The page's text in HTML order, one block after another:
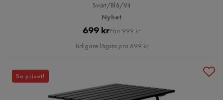
Svart/Blå/Vit
Nyhet
Pris
699 krOriginal
Pris
Förr 999 kr
Tidigare lägsta pris 699 kr
Se priset!